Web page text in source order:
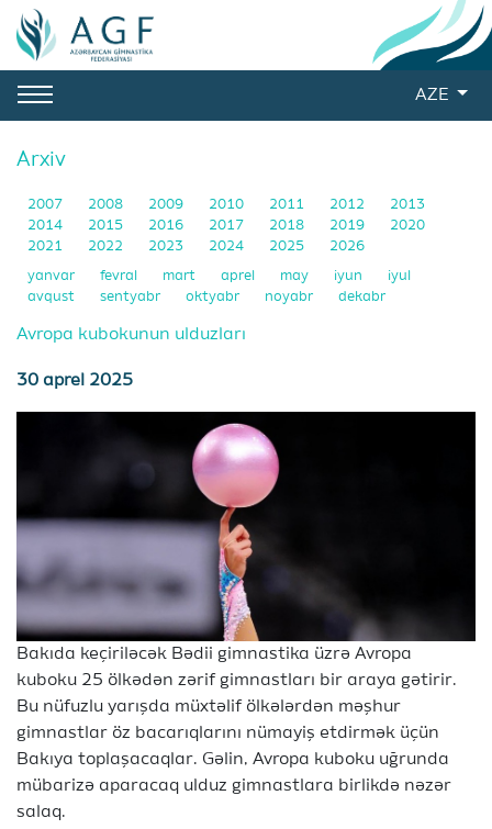
AZE
Arxiv
2007 2008 2009 2010 2011 2012
2013
2014
2015 2016 2017 2018 2019
2020
2021
2022 2023 2024 2025 2026
yanvar fevral mart aprel may iyun
iyul
avqust
sentyabr oktyabr noyabr dekabr
Avropa kubokunun ulduzları
30 aprel 2025
Bakıda keçiriləcək Bədii gimnastika üzrə Avropa
kuboku 25 ölkədən zərif gimnastları bir araya gətirir.
Bu nüfuzlu yarışda müxtəlif ölkələrdən məşhur
gimnastlar öz bacarıqlarını nümayiş etdirmək üçün
Bakıya toplaşacaqlar. Gəlin, Avropa kuboku uğrunda
mübarizə aparacaq ulduz gimnastlara birlikdə nəzər
salaq.